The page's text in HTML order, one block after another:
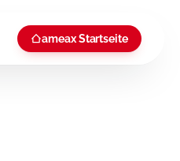
ameax Startseite